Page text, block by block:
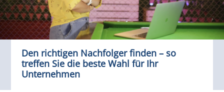
Den richtigen Nachfolger finden – so
treffen Sie die beste Wahl für Ihr
Unternehmen